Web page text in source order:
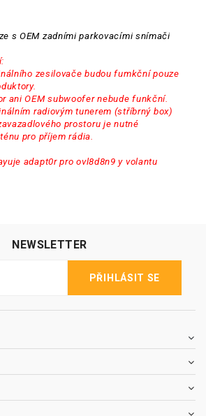
s OEM zadními parkovacími snímači
zesilovače budou fumkční pouze
ani OEM subwoofer nebude funkční.
radiovým tunerem (stříbrný box)
prostoru je nutné
pro příjem rádia.
adapt0r pro ovl8d8n9 y volantu
NEWSLETTER
PŘIHLÁSIT SE